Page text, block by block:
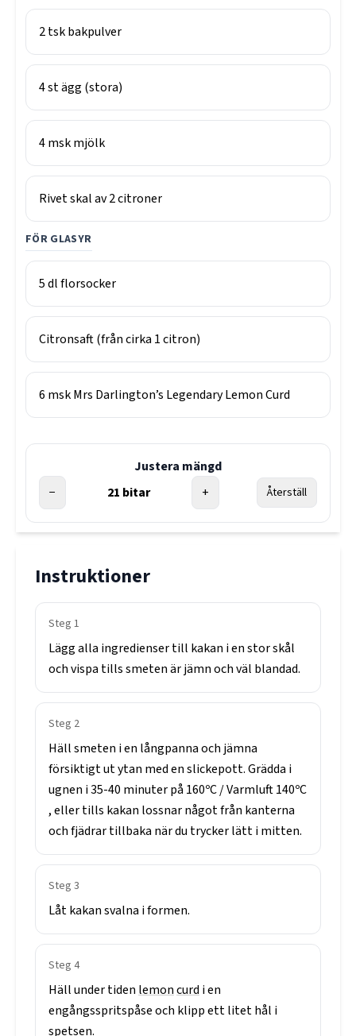
2tskbakpulver
4stägg (stora)
4mskmjölk
Rivet skal av 2 citroner
FÖR GLASYR
5dlflorsocker
Citronsaft (från cirka 1 citron)
6 mskMrs Darlington’s Legendary Lemon Curd
Justera mängd
−
21 bitar + Återställ
Instruktioner
Steg 1
Läggalla ingrediensertill kakan ienstorskål
ochvispa tillssmetenärjämnochväl blandad.
Steg 2
Hällsmeten ien långpannaoch jämna
försiktigtutytan medenslickepott.Grädda i
ugnen i35-40 minuterpå 160ºC/Varmluft140ºC
,ellertills kakan lossnarnågotfrån kanterna
ochfjädrartillbaka närdu tryckerlättimitten.
Steg 3
Låtkakansvalna iformen.
Steg 4
Hällundertiden lemoncurd ien
engångsspritspåseoch klippettlitethål i
spetsen.